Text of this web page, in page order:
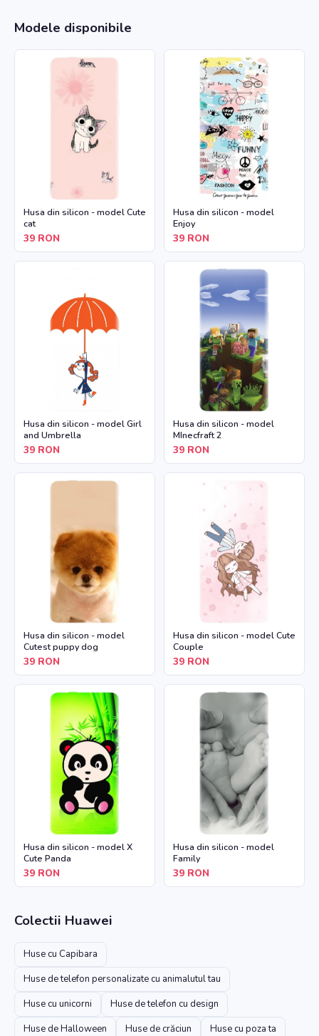
Modele disponibile
Husa din silicon - model Cute
cat
39 RON
Husa din silicon - model
Enjoy
39 RON
Husa din silicon - model Girl
and Umbrella
39 RON
Husa din silicon - model
MInecfraft 2
39 RON
Husa din silicon - model
Cutest puppy dog
39 RON
Husa din silicon - model Cute
Couple
39 RON
Husa din silicon - model X
Cute Panda
39 RON
Husa din silicon - model
Family
39 RON
Colectii Huawei
Huse cu Capibara
Huse de telefon personalizate cu animalutul tau
Huse cu unicorni
Huse de telefon cu design
Huse de Halloween
Huse de crăciun Huse cu poza ta